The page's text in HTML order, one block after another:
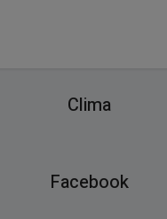
Clima
Facebook